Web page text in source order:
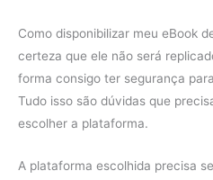
Como disponibilizar meu eBook
certeza que ele não será
forma consigo ter segurança
Tudo isso são dúvidas que
escolher a plataforma.
A plataforma escolhida precisa